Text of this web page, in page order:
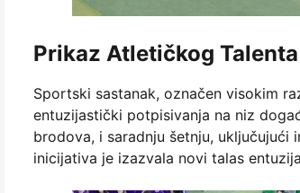
Prikaz Atletičkog
Sportski sastanak, označen visokim
entuzijastički potpisivanja na niz
brodova, i saradnju šetnju,
inicijativa je izazvala novi talas